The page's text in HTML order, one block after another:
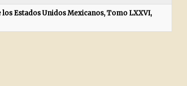
Estados Unidos Mexicanos, Tomo LXXVI,